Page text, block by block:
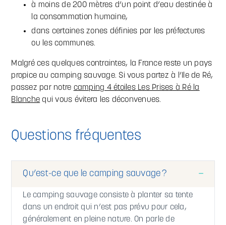
à moins de 200 mètres d’un point d’eau destinée à
la consommation humaine,
dans certaines zones définies par les préfectures
ou les communes.
Malgré ces quelques contraintes, la France reste un pays
propice au camping sauvage. Si vous partez à l’Ile de Ré,
passez par notre camping 4 étoiles Les Prises à Ré la
Blanche qui vous évitera les déconvenues.
Questions fréquentes
Qu’est-ce que le camping sauvage ?
Le camping sauvage consiste à planter sa tente
dans un endroit qui n’est pas prévu pour cela,
généralement en pleine nature. On parle de